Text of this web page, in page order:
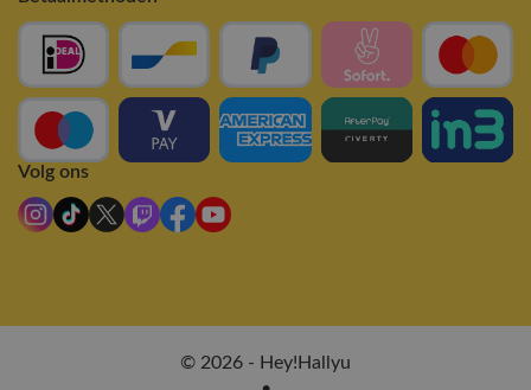
Volg ons
© 2026 - Hey!Hallyu